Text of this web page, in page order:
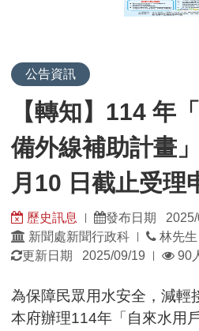
畫」
年
月
日
截
止
理
申
公告資訊
【轉知】114 年
備外線補助計畫
月10 日截止受理
歷史訊息 | 發布日期 2025/
發
佈
位：
新聞處新聞行政科 |
發
佈
期：
林先
更新日期 2025/09/19 |
瀏
人
數：
90
為保障民眾用水安全，減輕
本府辦理114年「自來水用